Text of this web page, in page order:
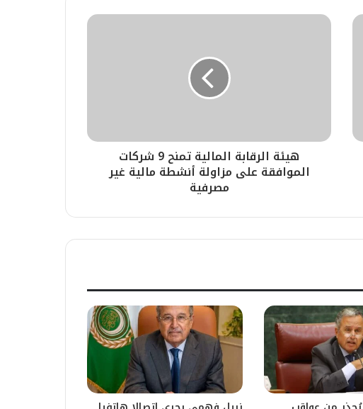
هيئة الرقابة المالية تمنح 9 شركات
الموافقة على مزاولة أنشطة مالية غير
مصرفية